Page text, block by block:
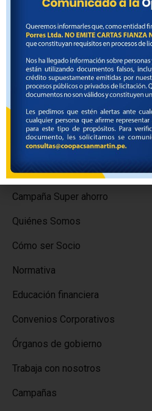
Institucional
Campaña Super ahorro
Quiénes Somos
Cómo ser Socio
Normativa
Educación financiera
Convenios Corporativos
Órganos de gobierno
Trabaja con nosotros
Campañas